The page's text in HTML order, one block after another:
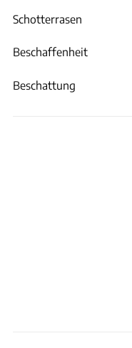
Schotterrasen
Beschaffenheit
Beschattung